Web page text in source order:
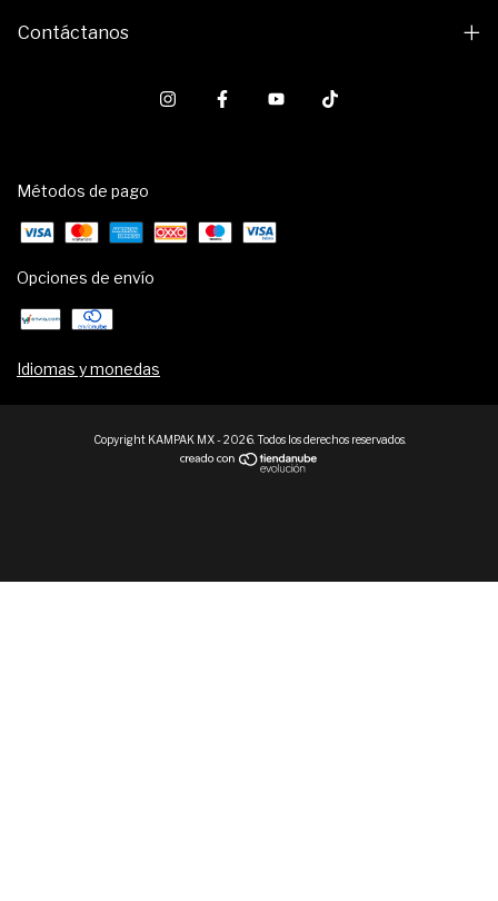
Contáctanos
Métodos de pago
Opciones de envío
Idiomas y monedas
Copyright KAMPAK MX - 2026. Todos los derechos reservados.